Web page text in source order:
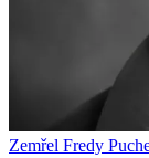
Zemřel Fredy